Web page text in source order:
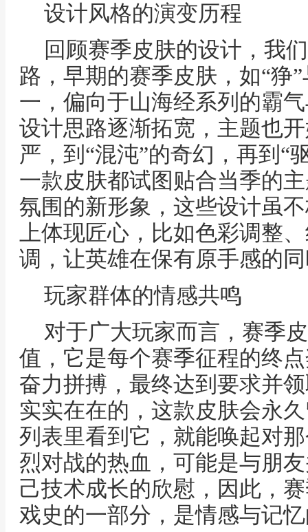
设计风格的演变历程
回顾赛季皮肤的设计，我
路，早期的赛季皮肤，如“狰
一，偏向于山海经系列的霸
设计思路逐渐拓宽，主题也
严，到“混沌”的奇幻，再到“
一款皮肤都试图贴合当季的
氛围的新形象，这些设计虽
上体现匠心，比如色彩调整
调，让英雄在保有原手感的
玩家群体的情感共鸣
对于广大玩家而言，赛季
值，它是每个赛季征程的终
奋力拼搏，最终达到要求并
实实在在的，这款皮肤会永
列表里看到它，就能唤起对
烈对战的热血，可能是与朋
己技术成长的欣慰，因此，
戏史的一部分，是情感与记